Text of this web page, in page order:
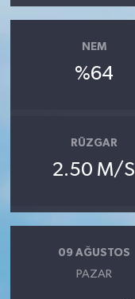
NEM
%64
RÜZGAR
2.50 M/S
09 AĞUSTOS
PAZAR